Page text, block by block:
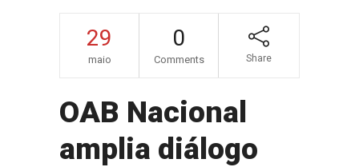
29
maio
0
Comments Share
OAB Nacional
amplia diálogo